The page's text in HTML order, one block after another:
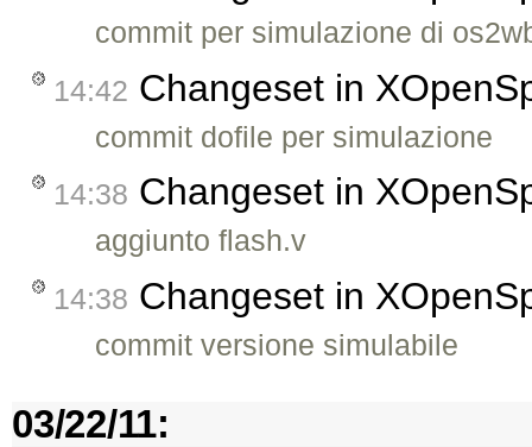
commit per simulazione di
14:42 Changeset in
commit dofile per simulazione
14:38 Changeset in
aggiunto flash.v
14:38 Changeset in
commit versione simulabile
03/22/11: